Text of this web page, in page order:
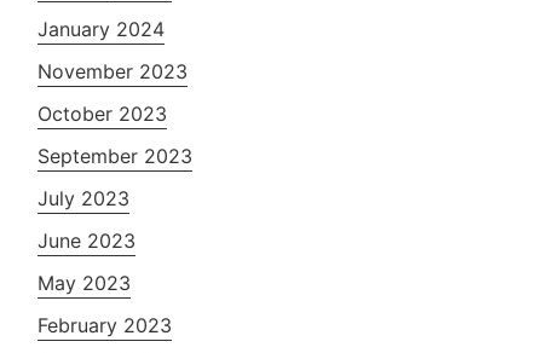
January 2024
November 2023
October 2023
September 2023
July 2023
June 2023
May 2023
February 2023